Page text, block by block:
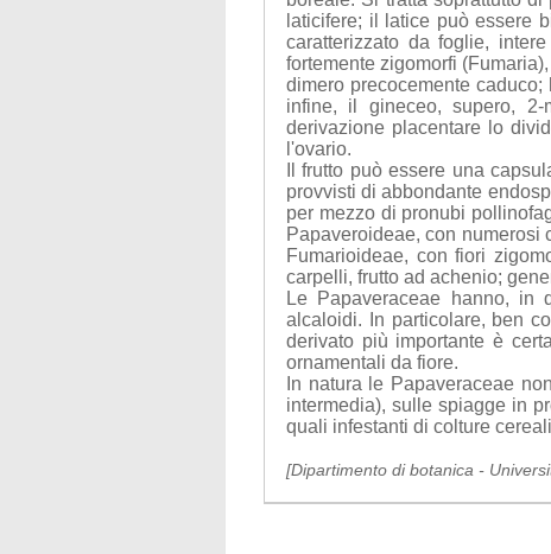
laticifere; il latice può essere
caratterizzato da foglie,
fortemente zigomorfi
dimero precocemente
infine, il gineceo, supero,
derivazione placentare lo
l'ovario.
Il frutto può essere una
provvisti di abbondante
per mezzo di pronubi
Papaveroideae, con numerosi
Fumarioideae, con fiori
carpelli, frutto ad achenio;
Le Papaveraceae hanno, in
alcaloidi. In particolare, ben
derivato più importante è
ornamentali da fiore.
In natura le Papaveraceae
intermedia), sulle spiagge in
quali infestanti di colture
[Dipartimento di botanica -